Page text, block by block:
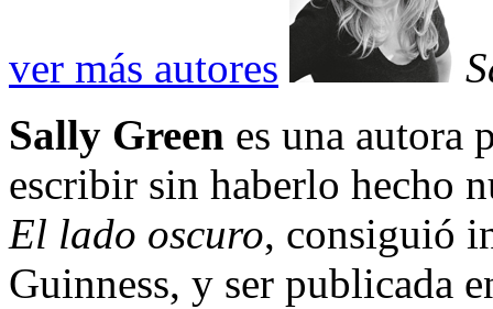
ver más autores
Sally Green es una autora
escribir sin haberlo hecho
El lado oscuro, consiguió
Guinness, y ser publicada